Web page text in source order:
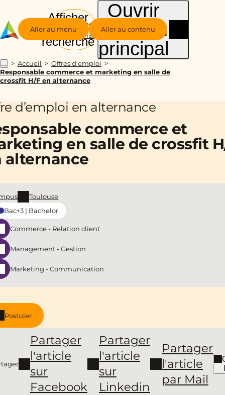
Aller au menu Aller au contenu
Groupe
Alternance
Afficher
la
recherche
Ouvrir
le menu
principal
... Accueil
Offres d'emploi
Responsable commerce et marketing en salle de
crossfit H/F en alternance
d’emploi en alternance
commerce et
en salle de crossfit
alternance
Postuler
Partager
l'article
sur
Facebook
Partager
l'article
sur
Linkedin
Partager
l'article
par Mail
Toulouse
Bac+3 | Bachelor
Commerce - Relation client
Management - Gestion
Marketing - Communication